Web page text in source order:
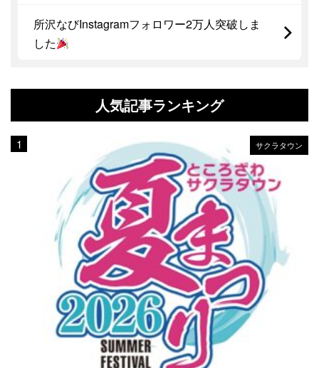
所沢なびInstagramフォロワー2万人突破しま
した
人気記事ランキング
サクラタウン